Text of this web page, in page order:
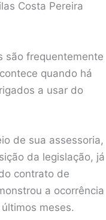
Costa Pereira
são frequentemente
quando há
a usar do
de sua assessoria,
da legislação, já
contrato de
a ocorrência
meses.